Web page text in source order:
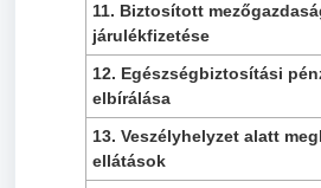
11. Biztosított
járulékfizetése
12. Egészségbiztosítási
elbírálása
13. Veszélyhelyzet alatt
ellátások